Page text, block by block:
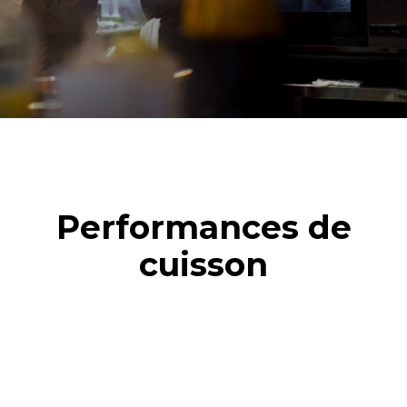
Performances de
cuisson